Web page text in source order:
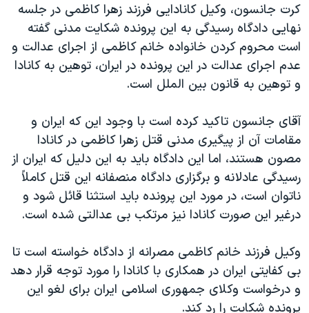
کرت جانسون، وکیل کانادایی فرزند زهرا کاظمی در جلسه
نهایی دادگاه رسیدگی به این پرونده شکایت مدنی گفته
است محروم کردن خانواده خانم کاظمی از اجرای عدالت و
عدم اجرای عدالت در این پرونده در ایران، توهین به کانادا
و توهین به قانون بین الملل است.
آقای جانسون تاکید کرده است با وجود این که ایران و
مقامات آن از پیگیری مدنی قتل زهرا کاظمی در کانادا
مصون هستند، اما این دادگاه باید به این دلیل که ایران از
رسیدگی عادلانه و برگزاری دادگاه منصفانه این قتل کاملاً
ناتوان است، در مورد این پرونده باید استثنا قائل شود و
درغیر این صورت کانادا نیز مرتکب بی عدالتی شده است.
وکیل فرزند خانم کاظمی مصرانه از دادگاه خواسته است تا
بی کفایتی ایران در همکاری با کانادا را مورد توجه قرار دهد
و درخواست وکلای جمهوری اسلامی ایران برای لغو این
پرونده شکایت را رد کند.